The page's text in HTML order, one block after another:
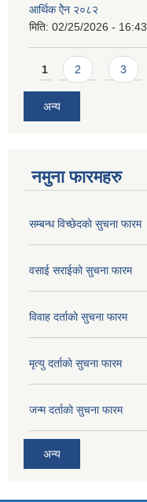
आर्थिक ऐेन २०८२
मिति: 02/25/2026 - 16:43
Pages
1 2 3
अन्य
नमुना फारमहरु
सम्बन्ध विच्छेदकाे सुचना फारम
वसाई सराईकाे सुचना फारम
विवाह दर्ताकाे सुचना फारम
मृत्यु दर्ताकाे सुचना फारम
जन्म दर्ताकाे सुचना फारम
अन्य